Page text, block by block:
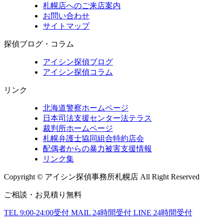
札幌店へのご来店案内
お問い合わせ
サイトマップ
探偵ブログ・コラム
アイシン探偵ブログ
アイシン探偵コラム
リンク
北海道警察ホームページ
日本司法支援センター法テラス
裁判所ホームページ
札幌弁護士協同組合特約店会
配偶者からの暴力被害支援情報
リンク集
Copyright © アイシン探偵事務所札幌店 All Right Reserved
ご相談・お見積り無料
TEL 9:00-24:00受付 MAIL 24時間受付 LINE 24時間受付